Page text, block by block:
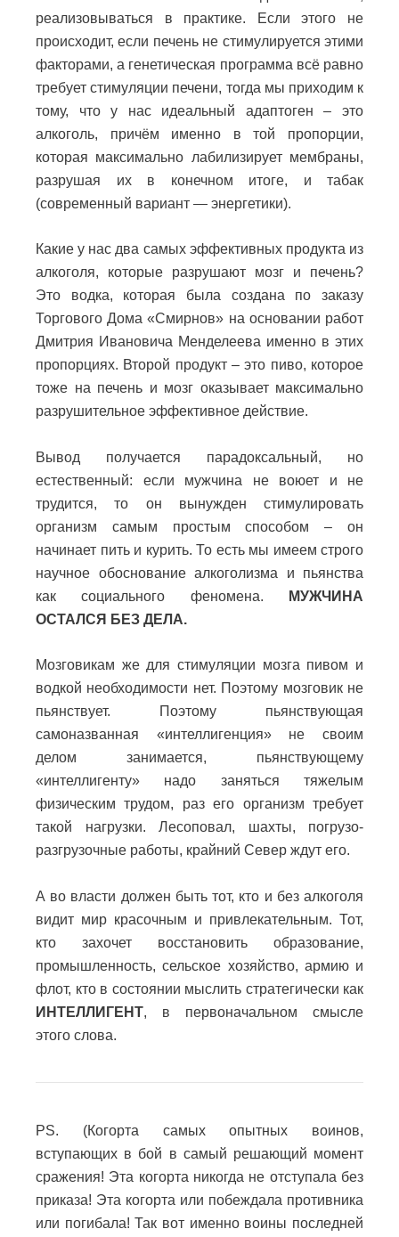
реализовываться в практике. Если этого не
происходит, если печень не стимулируется этими
факторами, а генетическая программа всё равно
требует стимуляции печени, тогда мы приходим к
тому, что у нас идеальный адаптоген – это
алкоголь, причём именно в той пропорции,
которая максимально лабилизирует мембраны,
разрушая их в конечном итоге, и табак
(современный вариант — энергетики).
Какие у нас два самых эффективных продукта из
алкоголя, которые разрушают мозг и печень?
Это водка, которая была создана по заказу
Торгового Дома «Смирнов» на основании работ
Дмитрия Ивановича Менделеева именно в этих
пропорциях. Второй продукт – это пиво, которое
тоже на печень и мозг оказывает максимально
разрушительное эффективное действие.
Вывод получается парадоксальный, но
естественный: если мужчина не воюет и не
трудится, то он вынужден стимулировать
организм самым простым способом – он
начинает пить и курить. То есть мы имеем строго
научное обоснование алкоголизма и пьянства
как социального феномена.
МУЖЧИНА
ОСТАЛСЯ БЕЗ ДЕЛА.
Мозговикам же для стимуляции мозга пивом и
водкой необходимости нет. Поэтому мозговик не
пьянствует. Поэтому пьянствующая
самоназванная «интеллигенция» не своим
делом занимается, пьянствующему
«интеллигенту» надо заняться тяжелым
физическим трудом, раз его организм требует
такой нагрузки. Лесоповал, шахты, погрузо-
разгрузочные работы, крайний Север ждут его.
А во власти должен быть тот, кто и без алкоголя
видит мир красочным и привлекательным. Тот,
кто захочет восстановить образование,
промышленность, сельское хозяйство, армию и
флот, кто в состоянии мыслить стратегически как
ИНТЕЛЛИГЕНТ, в первоначальном смысле
этого слова.
PS. (Когорта самых опытных воинов,
вступающих в бой в самый решающий момент
сражения! Эта когорта никогда не отступала без
приказа! Эта когорта или побеждала противника
или погибала! Так вот именно воины последней